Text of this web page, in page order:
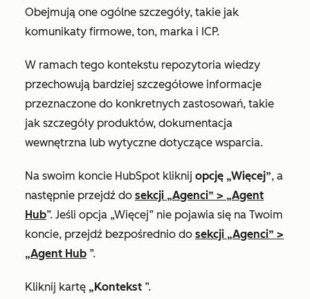
Obejmują one ogólne szczegóły, takie jak
komunikaty firmowe, ton, marka i ICP.
W ramach tego kontekstu repozytoria wiedzy
przechowują bardziej szczegółowe informacje
przeznaczone do konkretnych zastosowań, takie
jak szczegóły produktów, dokumentacja
wewnętrzna lub wytyczne dotyczące wsparcia.
Na swoim koncie HubSpot kliknij opcję „Więcej”, a
następnie przejdź do sekcji „Agenci” > „Agent
Hub”. Jeśli opcja „Więcej” nie pojawia się na Twoim
koncie, przejdź bezpośrednio do sekcji „Agenci” >
„Agent Hub ”.
Kliknij kartę „Kontekst ”.